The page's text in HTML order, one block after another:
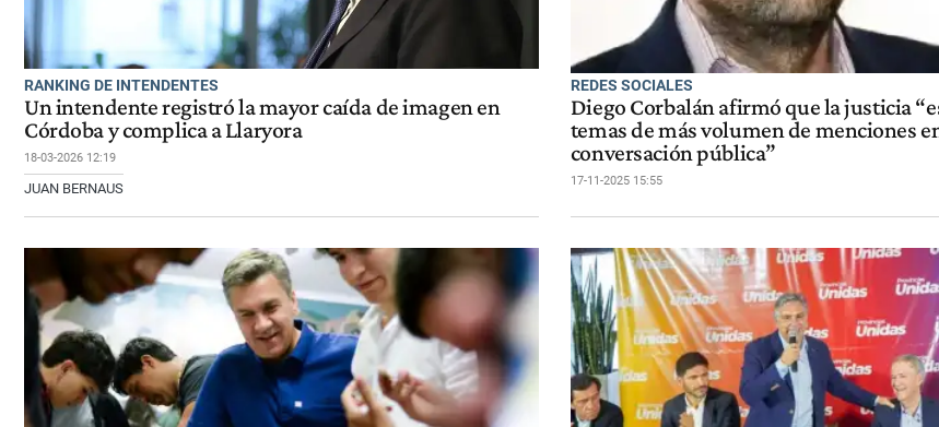
RANKING DE INTENDENTES
Un intendente registró la mayor caída de imagen en
Córdoba y complica a Llaryora
18-03-2026 12:19
JUAN BERNAUS
REDES SOCIALES
Diego Corbalán afirmó que la justicia
temas de más volumen de menciones
conversación pública”
17-11-2025 15:55